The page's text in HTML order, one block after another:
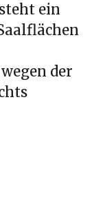
ein
der